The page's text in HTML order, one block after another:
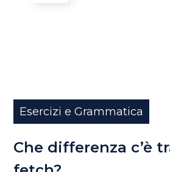
Esercizi e Grammatica
Che differenza c’è